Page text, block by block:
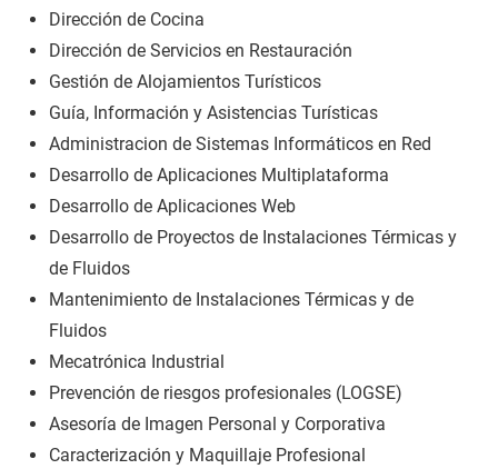
Dirección de Cocina
Dirección de Servicios en Restauración
Gestión de Alojamientos Turísticos
Guía, Información y Asistencias Turísticas
Administracion de Sistemas Informáticos en Red
Desarrollo de Aplicaciones Multiplataforma
Desarrollo de Aplicaciones Web
Desarrollo de Proyectos de Instalaciones Térmicas y
de Fluidos
Mantenimiento de Instalaciones Térmicas y de
Fluidos
Mecatrónica Industrial
Prevención de riesgos profesionales (LOGSE)
Asesoría de Imagen Personal y Corporativa
Caracterización y Maquillaje Profesional